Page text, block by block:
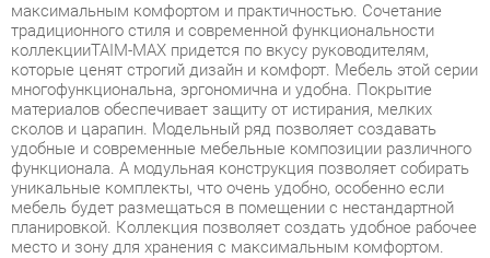
многофункциональна, эргономична и удобна. Покрытие
материалов обеспечивает защиту от истирания, мелких
сколов и царапин. Модельный ряд позволяет создавать
удобные и современные мебельные композиции различного
функционала. А модульная конструкция позволяет собирать
уникальные комплекты, что очень удобно, особенно если
мебель будет размещаться в помещении с нестандартной
планировкой. Коллекция позволяет создать удобное рабочее
место и зону для хранения с максимальным комфортом.
Дизайн характеризуют лаконичность форм, строгая четкость
линий и функциональность. Характеристики Цвет Брауни,
Шамони светлый, Венге Материал ЛДСП 38мм, 16мм
Толщина ЛДСП столешниц 38мм Толщина ЛДСП каркасов